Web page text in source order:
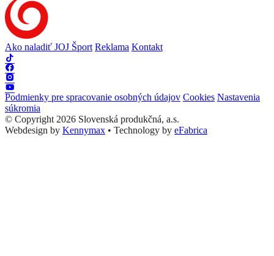
Ako naladiť JOJ Šport Reklama Kontakt
Podmienky pre spracovanie osobných údajov Cookies Nastavenia
súkromia
© Copyright 2026 Slovenská produkčná, a.s.
Webdesign by Kennymax • Technology by eFabrica